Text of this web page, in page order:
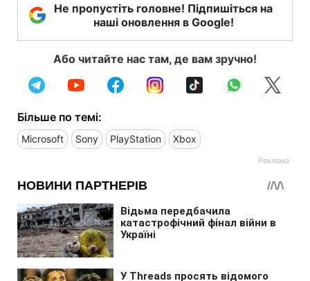
Не пропустіть головне! Підпишіться на
наші оновлення в Google!
Або читайте нас там, де вам зручно!
Більше по темі:
Microsoft Sony PlayStation Xbox